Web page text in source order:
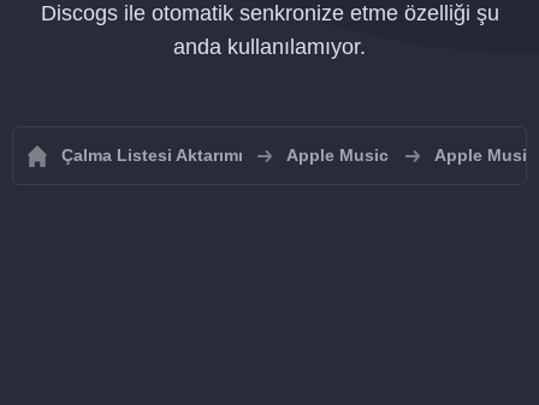
Discogs ile otomatik senkronize etme özelliği şu
anda kullanılamıyor.
Çalma Listesi Aktarımı Apple Music Apple